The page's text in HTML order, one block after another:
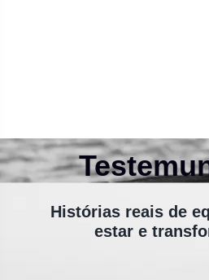
Histórias reais de
estar e